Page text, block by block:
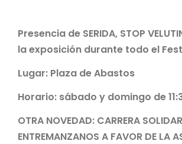
Presencia de SERIDA, STOP
la exposición durante todo el
Lugar: Plaza de Abastos
Horario: sábado y domingo de
OTRA NOVEDAD: CARRERA
ENTREMANZANOS A FAVOR DE LA